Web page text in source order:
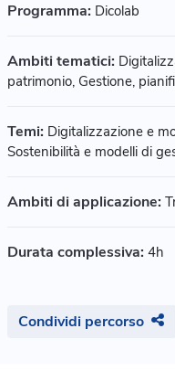
Programma: Dicolab
Ambiti tematici:
patrimonio, Gestione,
Temi: Digitalizzazione e
Sostenibilità e modelli di
Ambiti di applicazione:
Durata complessiva: 4h
Condividi percorso